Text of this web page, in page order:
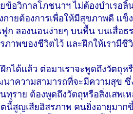
ข้อวิกาลโภชนาฯ ไม่ต้องบำเรอลิ้
กายต้องการเพื่อให้มีสุขภาพดี แ
ก ลองนอนง่ายๆ บนพื้น บนเสื่อธ
ภาพของชีวิตไว้ และฝึกให้เรามี
กได้แล้ว ต่อมาเราจะพูดถึงวัตถุห
าความสามารถที่จะมีความสุข ซึ่
ทุราย ต้องพูดถึงวัตถุหรือสิ่งเสพเ
นี้สูญเสียอิสรภาพ คนยิ่งอายุมาก